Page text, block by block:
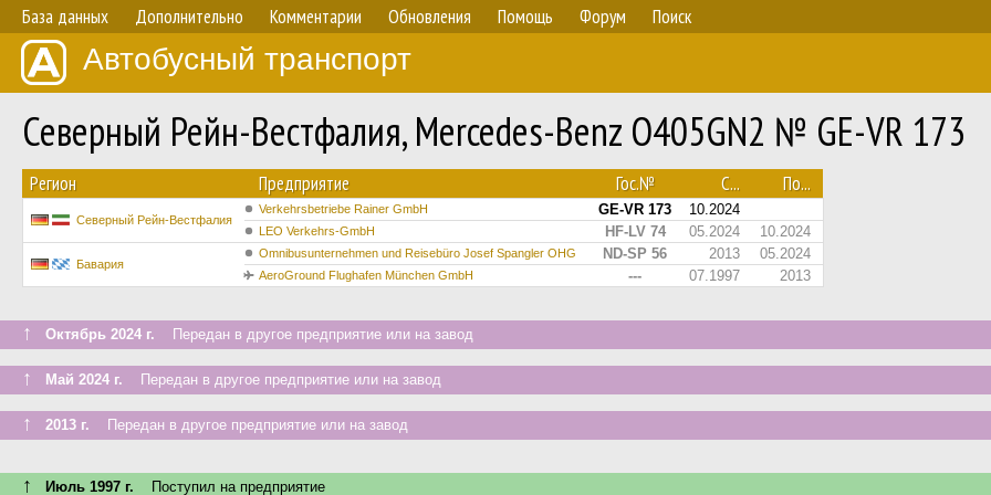
База данных Дополнительно Комментарии Обновления Помощь Форум Поиск
Автобусный транспорт
Северный Рейн-Вестфалия, Mercedes-Benz O405GN2 № GE-VR 173
Регион Предприятие Гос.№ С... По...
Северный Рейн-Вестфалия
Verkehrsbetriebe Rainer GmbH GE-VR 173 10.2024
LEO Verkehrs-GmbH HF-LV 74 05.2024 10.2024
Бавария
Omnibusunternehmen und Reisebüro Josef Spangler OHG ND-SP 56 2013 05.2024
AeroGround Flughafen München GmbH --- 07.1997 2013
↑ Октябрь 2024 г. Передан в другое предприятие или на завод
↑ Май 2024 г. Передан в другое предприятие или на завод
↑ 2013 г. Передан в другое предприятие или на завод
↑ Июль 1997 г. Поступил на предприятие